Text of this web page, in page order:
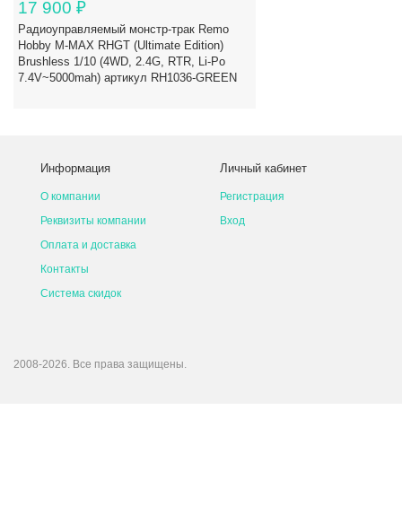
17 900 ₽
Радиоуправляемый монстр-трак Remo
Hobby M-MAX RHGT (Ultimate Edition)
Brushless 1/10 (4WD, 2.4G, RTR, Li-Po
7.4V~5000mah) артикул RH1036-GREEN
Информация
О компании
Реквизиты компании
Оплата и доставка
Контакты
Система скидок
Личный кабинет
Регистрация
Вход
2008-2026. Все права защищены.